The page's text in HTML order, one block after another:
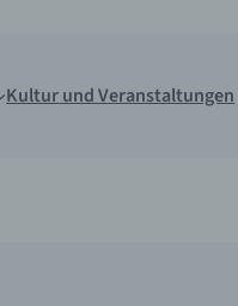
Kultur und Veranstaltungen